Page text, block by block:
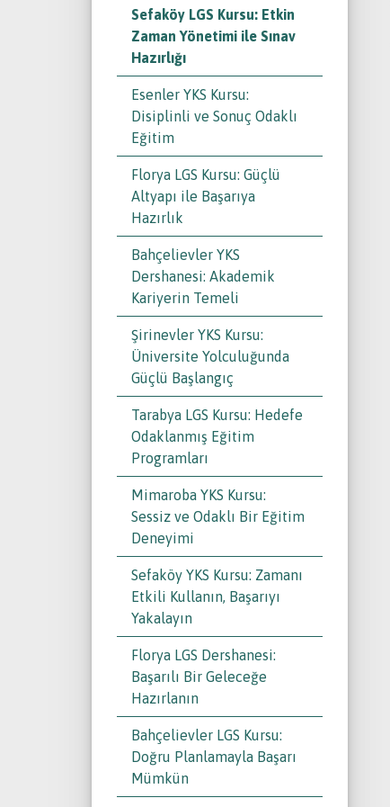
Sefaköy LGS Kursu: Etkin
Zaman Yönetimi ile Sınav
Hazırlığı
Esenler YKS Kursu:
Disiplinli ve Sonuç Odaklı
Eğitim
Florya LGS Kursu: Güçlü
Altyapı ile Başarıya
Hazırlık
Bahçelievler YKS
Dershanesi: Akademik
Kariyerin Temeli
Şirinevler YKS Kursu:
Üniversite Yolculuğunda
Güçlü Başlangıç
Tarabya LGS Kursu: Hedefe
Odaklanmış Eğitim
Programları
Mimaroba YKS Kursu:
Sessiz ve Odaklı Bir Eğitim
Deneyimi
Sefaköy YKS Kursu: Zamanı
Etkili Kullanın, Başarıyı
Yakalayın
Florya LGS Dershanesi:
Başarılı Bir Geleceğe
Hazırlanın
Bahçelievler LGS Kursu:
Doğru Planlamayla Başarı
Mümkün